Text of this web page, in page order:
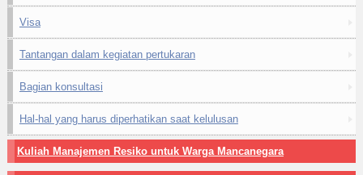
Visa
Tantangan dalam kegiatan pertukaran
Bagian konsultasi
Hal-hal yang harus diperhatikan saat kelulusan
Kuliah Manajemen Resiko untuk Warga Mancanegara